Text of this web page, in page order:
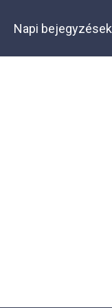
Napi bejegyzések